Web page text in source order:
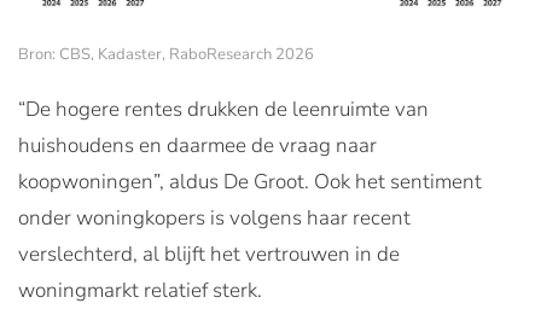
Bron: CBS, Kadaster, RaboResearch 2026
“De hogere rentes drukken de leenruimte van
huishoudens en daarmee de vraag naar
koopwoningen”, aldus De Groot. Ook het sentiment
onder woningkopers is volgens haar recent
verslechterd, al blijft het vertrouwen in de
woningmarkt relatief sterk.